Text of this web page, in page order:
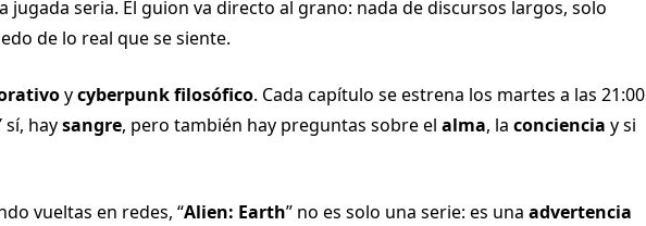
seria. El guion va directo al grano: nada de discursos largos, solo
de lo real que se siente.
ycyberpunk filosófico. Cada capítulo se estrena los martes a las 21:00
sí, haysangre, pero también hay preguntas sobre el alma, la conciencia y si
vueltas en redes, “Alien: Earth” no es solo una serie: es una advertencia